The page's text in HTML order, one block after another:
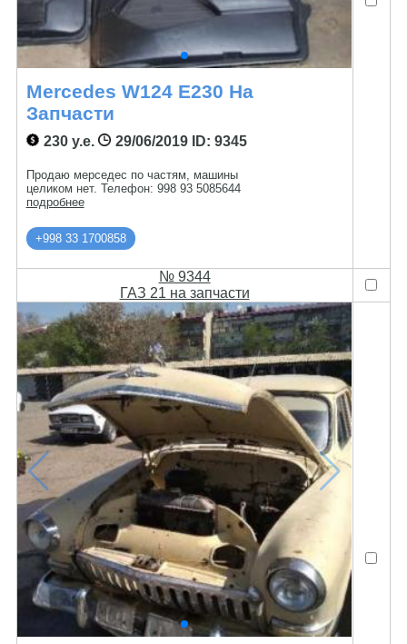
Mercedes W124 E230 На
Запчасти
230 у.е. 29/06/2019ID: 9345
Продаю мерседес по частям, машины
целиком нет. Телефон: 998 93 5085644
подробнее
+998 33 1700858
№ 9344
ГАЗ 21 на запчасти